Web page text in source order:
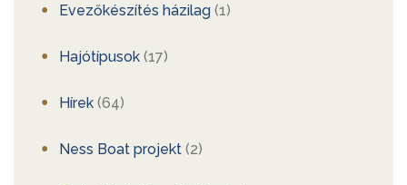
Evezőkészítés házilag (1)
Hajótípusok (17)
Hírek (64)
Ness Boat projekt (2)